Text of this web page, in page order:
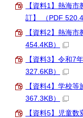
【資料1】熱海
訂】 （PDF
【資料2】熱海
454.4KB）
【資料3】令和7
327.6KB）
【資料4】学校
367.3KB）
【資料5】児童数